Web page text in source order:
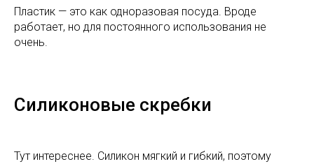
Пластик — это как одноразовая посуда. Вроде
работает, но для постоянного использования не
очень.
Силиконовые скребки
Тут интереснее. Силикон мягкий и гибкий, поэтому